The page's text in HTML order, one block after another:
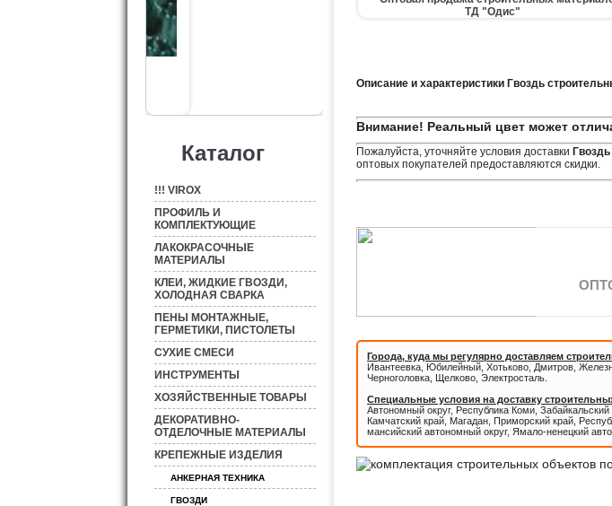
Каталог
!!! VIROX
ПРОФИЛЬ И
КОМПЛЕКТУЮЩИЕ
ЛАКОКРАСОЧНЫЕ
МАТЕРИАЛЫ
КЛЕИ, ЖИДКИЕ ГВОЗДИ,
ХОЛОДНАЯ СВАРКА
ПЕНЫ МОНТАЖНЫЕ,
ГЕРМЕТИКИ, ПИСТОЛЕТЫ
СУХИЕ СМЕСИ
ИНСТРУМЕНТЫ
ХОЗЯЙСТВЕННЫЕ ТОВАРЫ
ДЕКОРАТИВНО-
ОТДЕЛОЧНЫЕ МАТЕРИАЛЫ
КРЕПЕЖНЫЕ ИЗДЕЛИЯ
АНКЕРНАЯ ТЕХНИКА
ГВОЗДИ
Описание и характеристики Гвоздь
Внимание! Реальный цвет может
Пожалуйста, уточняйте условия доставки
оптовых покупателей предоставляются скидки.
Города, куда мы регулярно доставляем
Ивантеевка, Юбилейный, Хотьково, Дмитров,
Черноголовка, Щелково, Электросталь.
Специальные условия на доставку
Автономный округ, Республика Коми,
Камчатский край, Магадан, Приморский край,
мансийский автономный округ, Ямало-ненецкий